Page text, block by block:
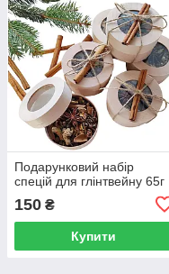
Подарунковий набір
спецій для глінтвейну 65г
150 ₴
Купити